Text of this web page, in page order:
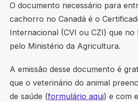
O documento necessário para
cachorro no Canadá é o
Internacional (CVI ou CZI) que no
pelo Ministério da Agricultura.
A emissão desse documento é
que o veterinário do animal
de saúde (formulário aqui) e com